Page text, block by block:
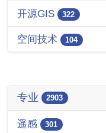
开源GIS 322
空间技术 104
专业 2903
遥感 301